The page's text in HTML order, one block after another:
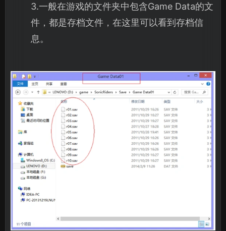
3.一般在游戏的文件夹中包含Game Data的文
件，都是存档文件，在这里可以看到存档信
息。